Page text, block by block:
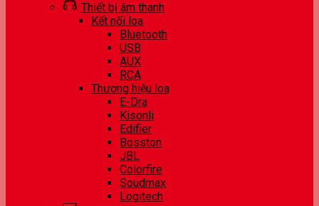
Thiết bị âm thanh
Kết nối loa
Bluetooth
USB
AUX
RCA
Thương hiệu loa
E-Dra
Kisonli
Edifier
Bosston
JBL
Colorfire
Soudmax
Logitech